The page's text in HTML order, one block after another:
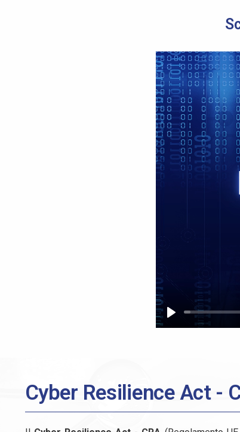
Play
Cyber Resilience Act -